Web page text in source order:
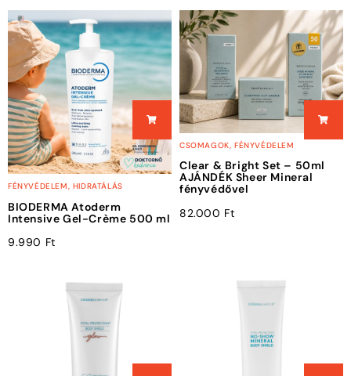
FÉNYVÉDELEM, HIDRATÁLÁS
BIODERMA Atoderm
Intensive Gel-Crème 500 ml
9.990 Ft
CSOMAGOK,FÉNYVÉDELEM
Clear & Bright Set – 50ml
AJÁNDÉK Sheer Mineral
fényvédővel
82.000 Ft